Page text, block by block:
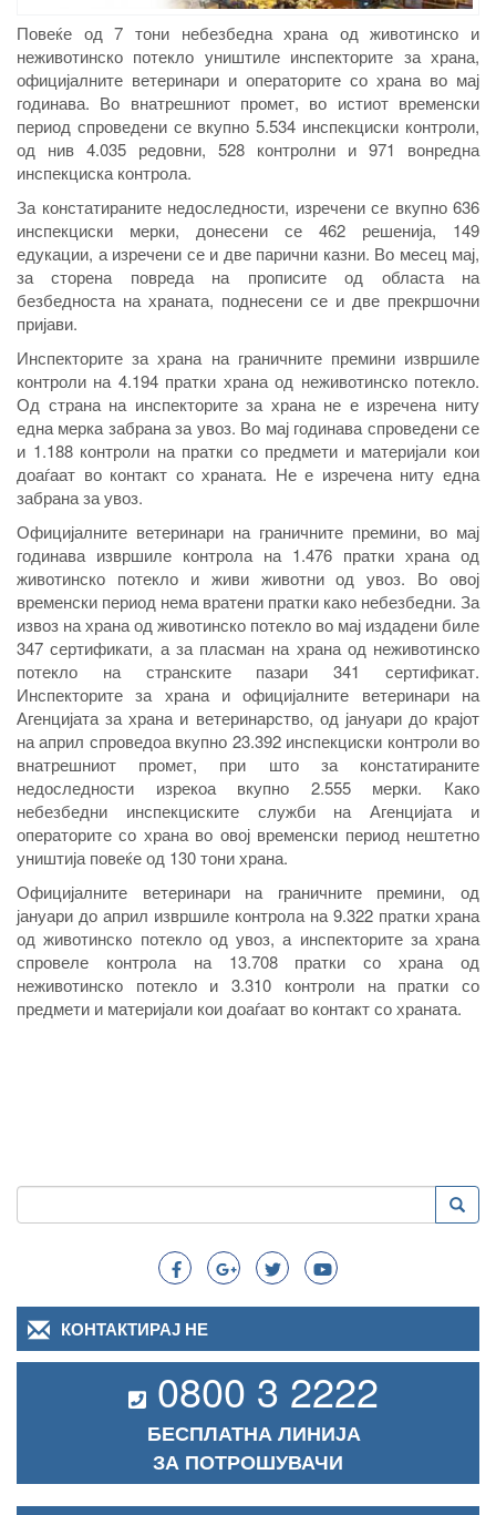
Повеќе од 7 тони небезбедна храна од животинско и
неживотинско потекло уништиле инспекторите за храна,
официјалните ветеринари и операторите со храна во мај
годинава. Во внатрешниот промет, во истиот временски
период спроведени се вкупно 5.534 инспекциски контроли,
од нив 4.035 редовни, 528 контролни и 971 вонредна
инспекциска контрола.
За констатираните недоследности, изречени се вкупно 636
инспекциски мерки, донесени се 462 решенија, 149
едукации, а изречени се и две парични казни. Во месец мај,
за сторена повреда на прописите од областа на
безбедноста на храната, поднесени се и две прекршочни
пријави.
Инспекторите за храна на граничните премини извршиле
контроли на 4.194 пратки храна од неживотинско потекло.
Од страна на инспекторите за храна не е изречена ниту
една мерка забрана за увоз. Во мај годинава спроведени се
и 1.188 контроли на пратки со предмети и материјали кои
доаѓаат во контакт со храната. Не е изречена ниту една
забрана за увоз.
Официјалните ветеринари на граничните премини, во мај
годинава извршиле контрола на 1.476 пратки храна од
животинско потекло и живи животни од увоз. Во овој
временски период нема вратени пратки како небезбедни. За
извоз на храна од животинско потекло во мај издадени биле
347 сертификати, а за пласман на храна од неживотинско
потекло на странските пазари 341 сертификат.
Инспекторите за храна и официјалните ветеринари на
Агенцијата за храна и ветеринарство, од јануари до крајот
на април спроведоа вкупно 23.392 инспекциски контроли во
внатрешниот промет, при што за констатираните
недоследности изрекоа вкупно 2.555 мерки. Како
небезбедни инспекциските служби на Агенцијата и
операторите со храна во овој временски период нештетно
уништија повеќе од 130 тони храна.
Официјалните ветеринари на граничните премини, од
јануари до април извршиле контрола на 9.322 пратки храна
од животинско потекло од увоз, а инспекторите за храна
спровеле контрола на 13.708 пратки со храна од
неживотинско потекло и 3.310 контроли на пратки со
предмети и материјали кои доаѓаат во контакт со храната.
Search
Пребарување
КОНТАКТИРАЈ НЕ
0800 3 2222
БЕСПЛАТНА ЛИНИЈА
ЗА ПОТРОШУВАЧИ